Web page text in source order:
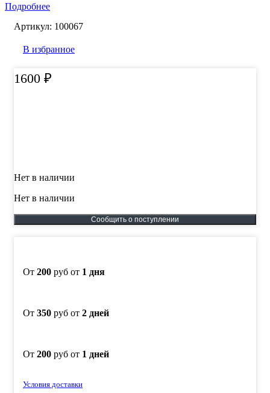
Подробнее
Артикул: 100067
В избранное
1600 ₽
Нет в наличии
Нет в наличии
От 200 руб от 1 дня
От 350 руб от 2 дней
От 200 руб от 1 дней
Условия доставки